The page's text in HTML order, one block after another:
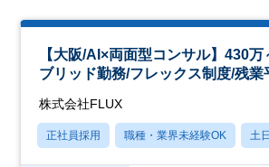
【大阪/AI×両面型コンサル】430万
ブリッド勤務/フレックス制度/残業
株式会社FLUX
正社員採用 職種・業界未経験OK 土